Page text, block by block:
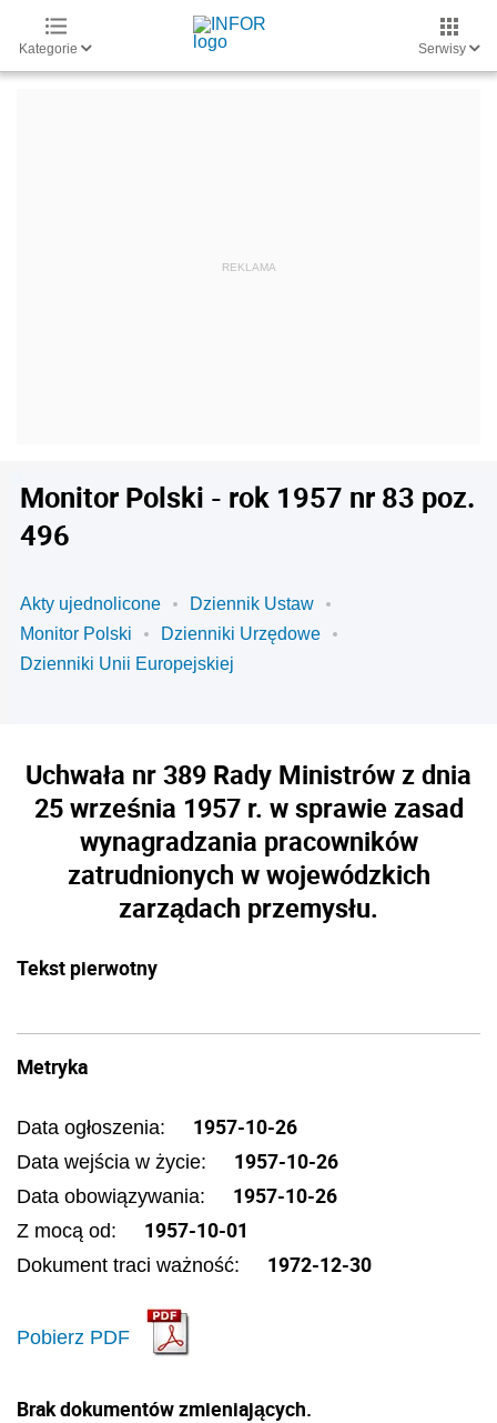
Kategorie Serwisy
Monitor Polski - rok 1957 nr 83 poz.
496
Akty ujednolicone
Dziennik Ustaw
Monitor Polski
Dzienniki Urzędowe
Dzienniki Unii Europejskiej
Uchwała nr 389 Rady Ministrów z dnia
25 września 1957 r. w sprawie zasad
wynagradzania pracowników
zatrudnionych w wojewódzkich
zarządach przemysłu.
Tekst pierwotny
Metryka
Data ogłoszenia: 1957-10-26
Data wejścia w życie: 1957-10-26
Data obowiązywania: 1957-10-26
Z mocą od: 1957-10-01
Dokument traci ważność: 1972-12-30
Pobierz PDF
Brak dokumentów zmieniających.